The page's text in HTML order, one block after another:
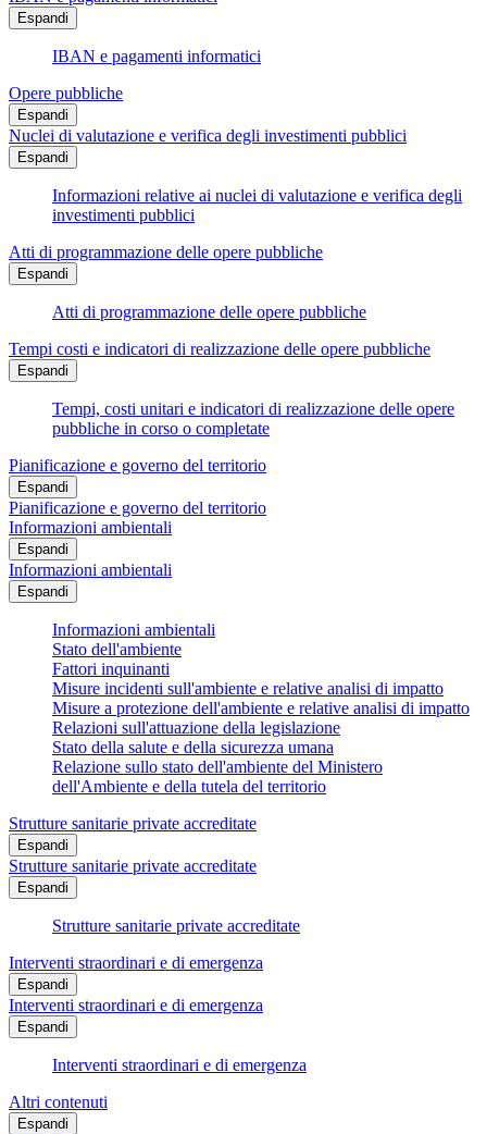
Espandi
IBAN e pagamenti informatici
Opere pubbliche
Espandi
Nuclei di valutazione e verifica degli investimenti pubblici
Espandi
Informazioni relative ai nuclei di valutazione e verifica degli
investimenti pubblici
Atti di programmazione delle opere pubbliche
Espandi
Atti di programmazione delle opere pubbliche
Tempi costi e indicatori di realizzazione delle opere pubbliche
Espandi
Tempi, costi unitari e indicatori di realizzazione delle opere
pubbliche in corso o completate
Pianificazione e governo del territorio
Espandi
Pianificazione e governo del territorio
Informazioni ambientali
Espandi
Informazioni ambientali
Espandi
Informazioni ambientali
Stato dell'ambiente
Fattori inquinanti
Misure incidenti sull'ambiente e relative analisi di impatto
Misure a protezione dell'ambiente e relative analisi di impatto
Relazioni sull'attuazione della legislazione
Stato della salute e della sicurezza umana
Relazione sullo stato dell'ambiente del Ministero
dell'Ambiente e della tutela del territorio
Strutture sanitarie private accreditate
Espandi
Strutture sanitarie private accreditate
Espandi
Strutture sanitarie private accreditate
Interventi straordinari e di emergenza
Espandi
Interventi straordinari e di emergenza
Espandi
Interventi straordinari e di emergenza
Altri contenuti
Espandi